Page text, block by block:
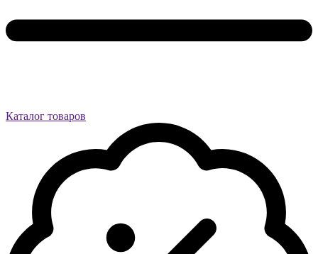
Каталог товаров